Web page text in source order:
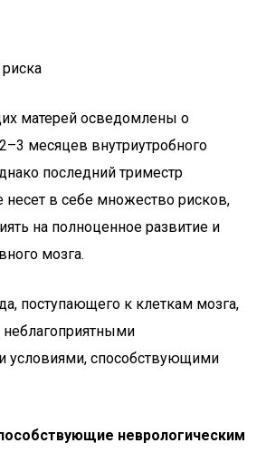
матерей осведомлены о
месяцев внутриутробного
последний триместр
несет в себе множество рисков,
на полноценное развитие и
мозга.
поступающего к клеткам мозга,
условиями, способствующими
неврологическим